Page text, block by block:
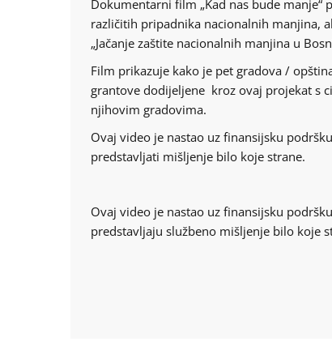
Dokumentarni film „Kad nas bude
različitih pripadnika nacionalnih manjina,
„Jačanje zaštite nacionalnih manjina u
Film prikazuje kako je pet gradova /
grantove dodijeljene kroz ovaj projekat s
njihovim gradovima.
Ovaj video je nastao uz finansijsku
predstavljati mišljenje bilo koje strane.
Ovaj video je nastao uz finansijsku
predstavljaju službeno mišljenje bilo koje